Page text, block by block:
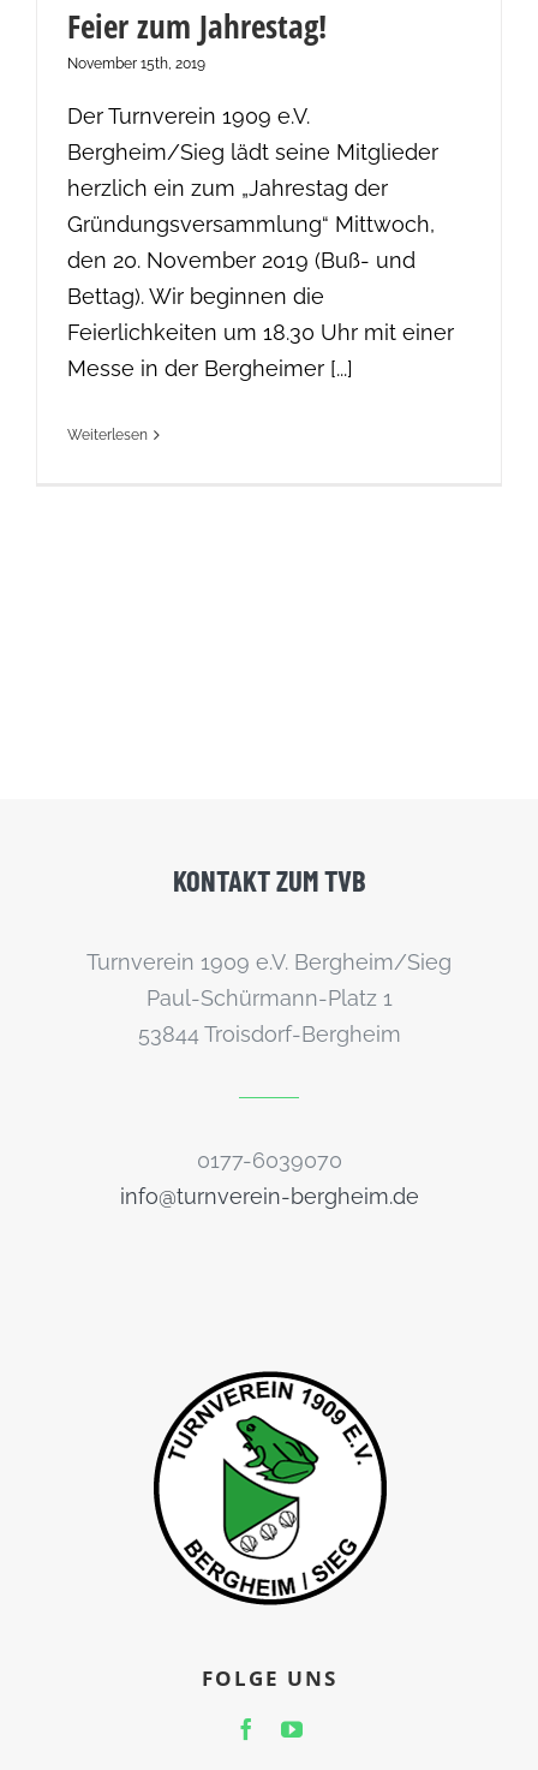
Feier zum Jahrestag!
November 15th, 2019
Der Turnverein 1909 e.V.
Bergheim/Sieg lädt seine Mitglieder
herzlich ein zum „Jahrestag der
Gründungsversammlung“ Mittwoch,
den 20. November 2019 (Buß- und
Bettag). Wir beginnen die
Feierlichkeiten um 18.30 Uhr mit einer
Messe in der Bergheimer [...]
Weiterlesen
KONTAKTZUMTVB
Turnverein 1909 e.V. Bergheim/Sieg
Paul-Schürmann-Platz 1
53844 Troisdorf-Bergheim
0177-6039070
info@turnverein-bergheim.de
FOLGE UNS